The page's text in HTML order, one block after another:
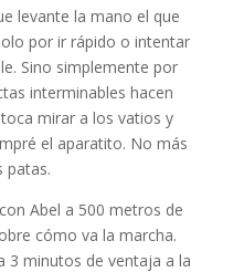
levante la mano el que
por ir rápido o intentar
Sino simplemente por
interminables hacen
mirar a los vatios y
el aparatito. No más
patas.
Abel a 500 metros de
cómo va la marcha.
3 minutos de ventaja a la